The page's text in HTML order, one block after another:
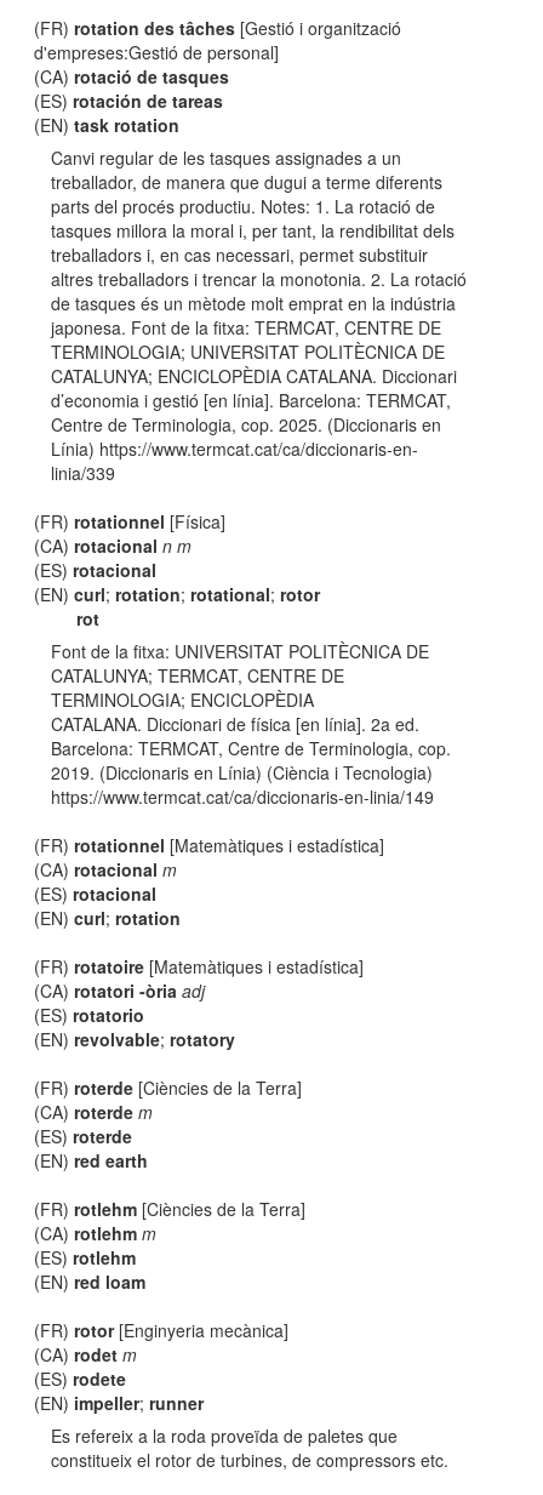
(FR)rotation des tâches [Gestió i organització
d'empreses:Gestió de personal]
(CA)rotació de tasques
(ES)rotación de tareas
(EN)task rotation
Canvi regular de les tasques assignades a un
treballador, de manera que dugui a terme diferents
parts del procés productiu. Notes: 1. La rotació de
tasques millora la moral i, per tant, la rendibilitat dels
treballadors i, en cas necessari, permet substituir
altres treballadors i trencar la monotonia. 2. La rotació
de tasques és un mètode molt emprat en la indústria
japonesa. Font de la fitxa: TERMCAT, CENTRE DE
TERMINOLOGIA; UNIVERSITAT POLITÈCNICA DE
CATALUNYA; ENCICLOPÈDIA CATALANA. Diccionari
d’economia i gestió [en línia]. Barcelona: TERMCAT,
Centre de Terminologia, cop. 2025. (Diccionaris en
Línia) https://www.termcat.cat/ca/diccionaris-en-
linia/339
(FR)rotationnel [Física]
(CA)rotacional n m
(ES)rotacional
(EN)curl;rotation;rotational;rotor
rot
Font de la fitxa: UNIVERSITAT POLITÈCNICA DE
CATALUNYA; TERMCAT, CENTRE DE
TERMINOLOGIA; ENCICLOPÈDIA
CATALANA. Diccionari de física [en línia]. 2a ed.
Barcelona: TERMCAT, Centre de Terminologia, cop.
2019. (Diccionaris en Línia) (Ciència i Tecnologia)
https://www.termcat.cat/ca/diccionaris-en-linia/149
(FR)rotationnel [Matemàtiques i estadística]
(CA)rotacional m
(ES)rotacional
(EN)curl;rotation
(FR)rotatoire [Matemàtiques i estadística]
(CA)rotatori -òria adj
(ES)rotatorio
(EN)revolvable;rotatory
(FR)roterde [Ciències de la Terra]
(CA)roterde m
(ES)roterde
(EN)red earth
(FR)rotlehm [Ciències de la Terra]
(CA)rotlehm m
(ES)rotlehm
(EN)red loam
(FR)rotor[Enginyeria mecànica]
(CA)rodet m
(ES)rodete
(EN) impeller;runner
Es refereix a la roda proveïda de paletes que
constitueix el rotor de turbines, de compressors etc.